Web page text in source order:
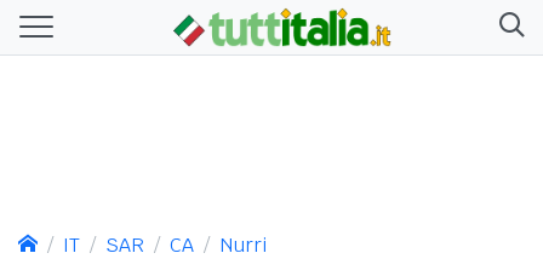
IT SAR CA Nurri